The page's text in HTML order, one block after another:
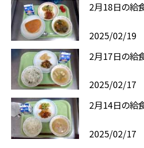
2月18日の給
2025/02/19
2月17日の給
2025/02/17
2月14日の給
2025/02/17